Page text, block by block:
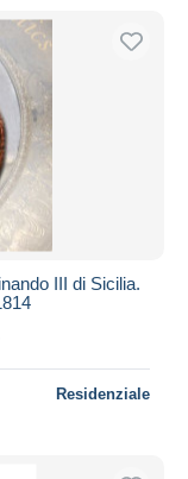
III di Sicilia.
Residenziale